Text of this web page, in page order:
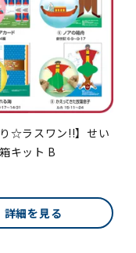
り☆ラスワン!!】せい
キット B
詳細を見る